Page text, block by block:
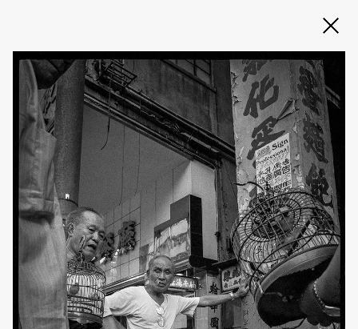
Slide 2 of 3